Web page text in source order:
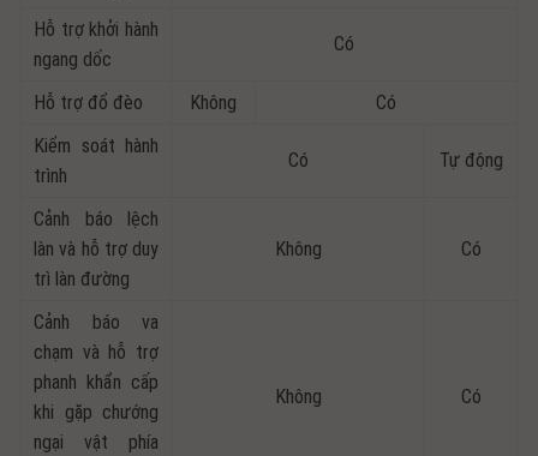
Hỗ trợ khởi hành
ngang dốc
Có
Hỗ trợ đổ đèo Không
Có
Kiểm soát hành
trình
Có Tự động
Cảnh báo lệch
làn và hỗ trợ duy
trì làn đường
Không Có
Cảnh báo va
chạm và hỗ trợ
phanh khẩn cấp
khi gặp chướng
ngại vật phía
Không Có